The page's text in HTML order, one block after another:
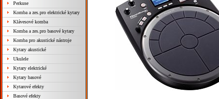
Perkuse
Komba a zes.pro elektrické kytary
Klávesové komba
Komba a zes.pro basové kytary
Komba pro akustické nástroje
Kytary akustické
Ukulele
Kytary elektrické
Kytary basové
Kytarové efekty
Basové efekty